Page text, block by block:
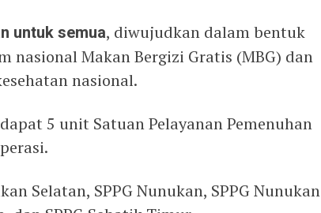
untuk semua, diwujudkan dalam bentuk
nasional Makan Bergizi Gratis (MBG) dan
nasional.
5 unit Satuan Pelayanan Pemenuhan
Selatan, SPPG Nunukan, SPPG Nunukan